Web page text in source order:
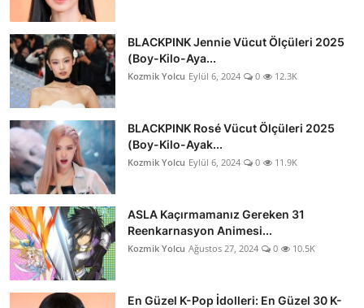
BLACKPINK Jennie Vücut Ölçüleri 2025
(Boy-Kilo-Aya...
Kozmik Yolcu Eylül 6, 2024 0 12.3K
BLACKPINK Rosé Vücut Ölçüleri 2025
(Boy-Kilo-Ayak...
Kozmik Yolcu Eylül 6, 2024 0 11.9K
ASLA Kaçırmamanız Gereken 31
Reenkarnasyon Animesi...
Kozmik Yolcu Ağustos 27, 2024 0 10.5K
En Güzel K-Pop İdolleri: En Güzel 30 K-